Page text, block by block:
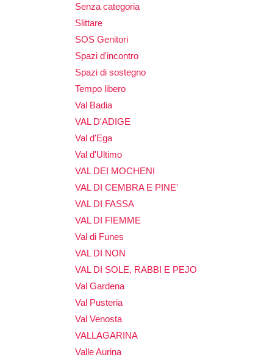
Senza categoria
Slittare
SOS Genitori
Spazi d'incontro
Spazi di sostegno
Tempo libero
Val Badia
VAL D'ADIGE
Val d'Ega
Val d'Ultimo
VAL DEI MOCHENI
VAL DI CEMBRA E PINE'
VAL DI FASSA
VAL DI FIEMME
Val di Funes
VAL DI NON
VAL DI SOLE, RABBI E PEJO
Val Gardena
Val Pusteria
Val Venosta
VALLAGARINA
Valle Aurina